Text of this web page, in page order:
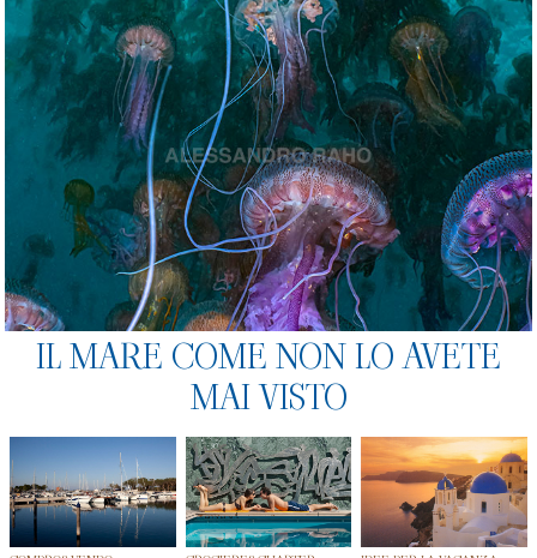
IL MARE COME NON LO AVETE
MAI VISTO